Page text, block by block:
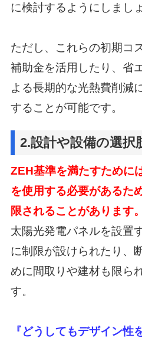
に検討するようにしまし
ただし、これらの初期コ
補助金を活用したり、 省
よる長期的な光熱費削減
することが可能です。
2.設計や設備の選択
ZEH基準を満たすために
を使用する必要があるため
限されることがあります。
太陽光発電パネルを設置
に制限が設けられたり、
めに間取りや建材も限ら
す。
『どうしてもデザイン性